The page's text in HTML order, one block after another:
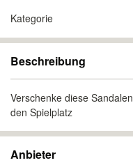
Kategorie
Beschreibung
Verschenke diese
den Spielplatz
Anbieter